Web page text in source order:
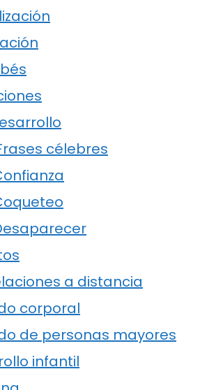
célebres
a distancia
corporal
de personas mayores
infantil